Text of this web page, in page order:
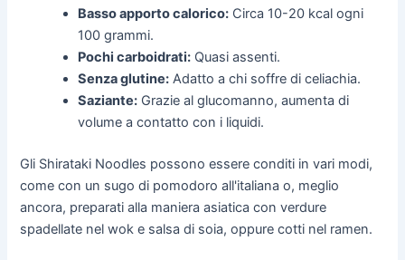
Basso apporto calorico: Circa 10-20 kcal ogni
100 grammi.
Pochi carboidrati: Quasi assenti.
Senza glutine: Adatto a chi soffre di celiachia.
Saziante: Grazie al glucomanno, aumenta di
volume a contatto con i liquidi.
Gli Shirataki Noodles possono essere conditi in vari modi,
come con un sugo di pomodoro all'italiana o, meglio
ancora, preparati alla maniera asiatica con verdure
spadellate nel wok e salsa di soia, oppure cotti nel ramen.